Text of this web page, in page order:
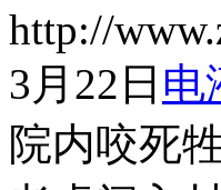
http://
3月22日 电
院内咬死